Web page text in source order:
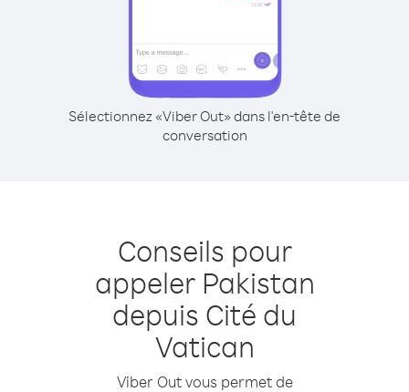
Sélectionnez «Viber Out» dans l'en-tête de
conversation
Conseils pour
appeler Pakistan
depuis Cité du
Vatican
Viber Out vous permet de